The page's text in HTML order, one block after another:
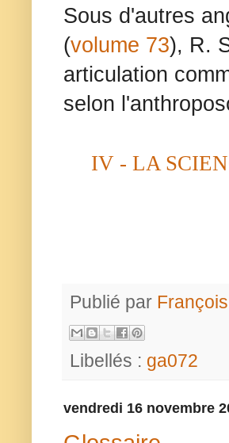
Sous d'autres
(volume 73), R.
articulation
selon
IV - LA
Publié par
Libellés : ga072
vendredi 16 novembre